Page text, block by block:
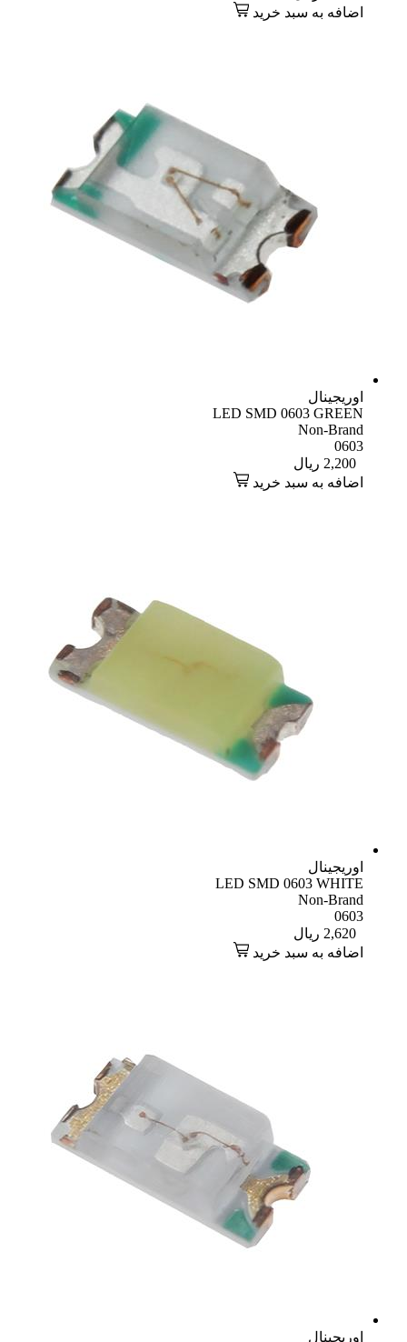
اضافه به سبد خرید
اوریجینال
LED SMD 0603 GREEN
Non-Brand
0603
2,200 ریال
اضافه به سبد خرید
اوریجینال
LED SMD 0603 WHITE
Non-Brand
0603
2,620 ریال
اضافه به سبد خرید
اوریجینال